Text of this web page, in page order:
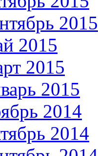
2015
2015
2015
2015
2014
2014